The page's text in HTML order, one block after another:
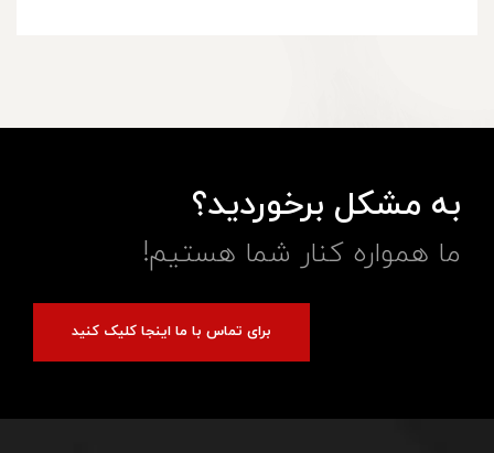
به مشکل برخوردید؟
ما همواره کنار شما هستیم!
برای تماس با ما اینجا کلیک کنید